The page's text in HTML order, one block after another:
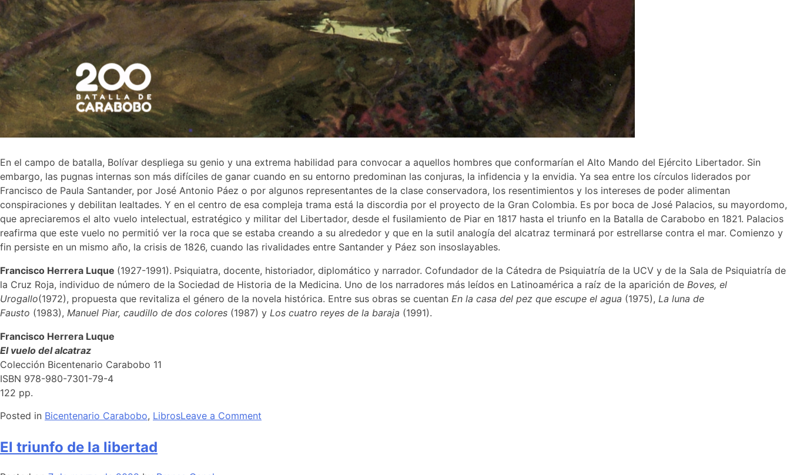
En el campo de batalla, Bolívar despliega su genio y una extrema habilidad para convocar a aquellos hombres que conformarían el Alto Mando del Ejército Libertador. Sin
embargo, las pugnas internas son más difíciles de ganar cuando en su entorno predominan las conjuras, la infidencia y la envidia. Ya sea entre los círculos liderados por
Francisco de Paula Santander, por José Antonio Páez o por algunos representantes de la clase conservadora, los resentimientos y los intereses de poder alimentan
conspiraciones y debilitan lealtades. Y en el centro de esa compleja trama está la discordia por el proyecto de la Gran Colombia. Es por boca de José Palacios, su mayordomo,
que apreciaremos el alto vuelo intelectual, estratégico y militar del Libertador, desde el fusilamiento de Piar en 1817 hasta el triunfo en la Batalla de Carabobo en 1821. Palacios
reafirma que este vuelo no permitió ver la roca que se estaba creando a su alrededor y que en la sutil analogía del alcatraz terminará por estrellarse contra el mar. Comienzo y
fin persiste en un mismo año, la crisis de 1826, cuando las rivalidades entre Santander y Páez son insoslayables.
Francisco Herrera Luque (1927-1991). Psiquiatra, docente, historiador, diplomático y narrador. Cofundador de la Cátedra de Psiquiatría de la UCV y de la Sala de Psiquiatría de
la Cruz Roja, individuo de número de la Sociedad de Historia de la Medicina. Uno de los narradores más leídos en Latinoamérica a raíz de la aparición de Boves, el
Urogallo(1972), propuesta que revitaliza el género de la novela histórica. Entre sus obras se cuentan En la casa del pez que escupe el agua (1975), La luna de
Fausto (1983), Manuel Piar, caudillo de dos colores (1987) y Los cuatro reyes de la baraja (1991).
Francisco Herrera Luque
El vuelo del alcatraz
Colección Bicentenario Carabobo 11
ISBN 978-980-7301-79-4
122 pp.
Posted in Bicentenario Carabobo, LibrosLeave a Comment
El triunfo de la libertad